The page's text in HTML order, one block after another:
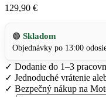
129,90 €
🟢 Skladom
Objednávky po 13:00
✓ Dodanie do 1–3
✓ Jednoduché vrátenie
✓ Bezpečný nákup na